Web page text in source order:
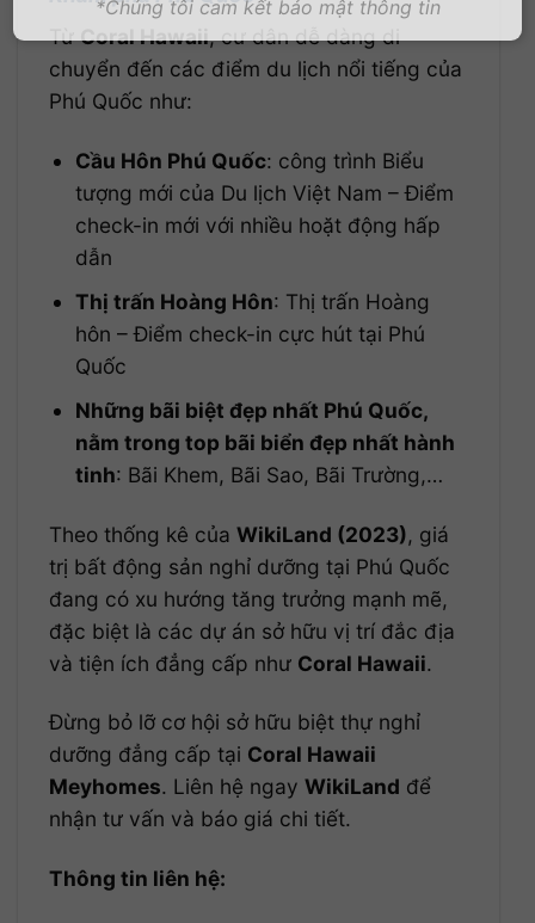
TừCoral Hawaii, cư dân dễ dàng di
chuyển đến các điểm du lịch nổi tiếng của
Phú Quốc như:
Cầu Hôn Phú Quốc: công trình Biểu
tượng mới của Du lịch Việt Nam – Điểm
check-in mới với nhiều hoặt động hấp
dẫn
Thị trấn Hoàng Hôn: Thị trấn Hoàng
hôn – Điểm check-in cực hút tại Phú
Quốc
Những bãi biệt đẹp nhất Phú Quốc,
nằm trong top bãi biển đẹp nhất hành
tinh: Bãi Khem, Bãi Sao, Bãi Trường,…
Theo thống kê của WikiLand (2023), giá
trị bất động sản nghỉ dưỡng tại Phú Quốc
đang có xu hướng tăng trưởng mạnh mẽ,
đặc biệt là các dự án sở hữu vị trí đắc địa
và tiện ích đẳng cấp như Coral Hawaii.
Đừng bỏ lỡ cơ hội sở hữu biệt thự nghỉ
dưỡng đẳng cấp tại Coral Hawaii
Meyhomes. Liên hệ ngay WikiLand để
nhận tư vấn và báo giá chi tiết.
Thông tin liên hệ:
*Chúng tôi cam kết bảo mật thông tin